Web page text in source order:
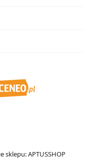
sklepu:APTUSSHOP